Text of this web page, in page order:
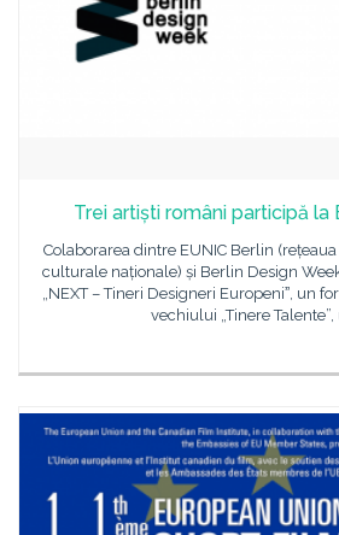
Trei artiști români participă la
Colaborarea dintre EUNIC Berlin
culturale naționale) și Berlin Design
„NEXT – Tineri Designeri Europeniˮ, un
vechiului „Tinere